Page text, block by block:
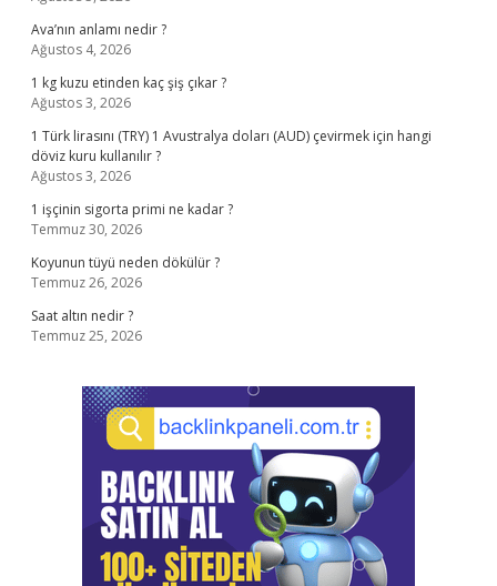
Ava’nın anlamı nedir ?
Ağustos 4, 2026
1 kg kuzu etinden kaç şiş çıkar ?
Ağustos 3, 2026
1 Türk lirasını (TRY) 1 Avustralya doları (AUD) çevirmek için hangi
döviz kuru kullanılır ?
Ağustos 3, 2026
1 işçinin sigorta primi ne kadar ?
Temmuz 30, 2026
Koyunun tüyü neden dökülür ?
Temmuz 26, 2026
Saat altın nedir ?
Temmuz 25, 2026